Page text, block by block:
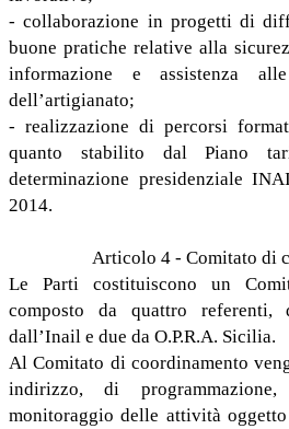
- collaborazione in progetti di
buone pratiche relative alla
informazione e assistenza
dell’artigianato;
- realizzazione di percorsi
quanto stabilito dal Piano
determinazione presidenziale
2014.
Articolo 4 - Comitato di
Le Parti costituiscono un
composto da quattro
dall’Inail e due da O.P.R.A. Sicilia.
Al Comitato di coordinamento
indirizzo, di
monitoraggio delle attività